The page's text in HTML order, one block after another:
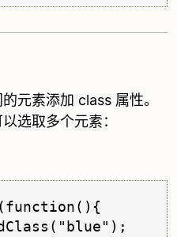
元素添加 class 属性。
选取多个元素：